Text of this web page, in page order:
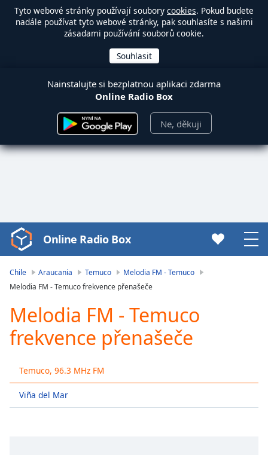
Tyto webové stránky používají soubory cookies. Pokud budete
nadále používat tyto webové stránky, pak souhlasíte s našimi
zásadami používání souborů cookie.
Nainstalujte si bezplatnou aplikaci zdarma
Online Radio Box
Ne, děkuji
Video
Player
loading.
Video
Play
Skip
Backward
Forward
Current
Time0:00
Online Radio Box
Chile Araucania Temuco
Melodia FM - Temuco
Melodia FM - Temuco frekvence přenašeče
Melodia FM - Temuco
frekvence přenašeče
Temuco, 96.3 MHz FM
Viña del Mar